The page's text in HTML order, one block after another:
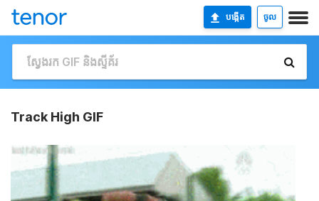
បង្កើត ចូល
Track High GIF